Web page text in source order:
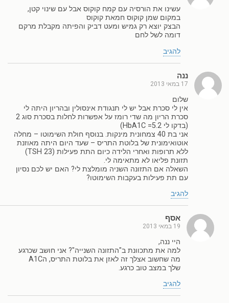
עשינו את הורסיה עם קמח קוקוס אבל עם שינוי קטן,
במקום שמן קוקוס חמאת קוקוס
הבצק יוצא רק גמיש ומעט דביק והפיתה מקבלת מרקם
דומה לשל לחם
להגיב
ננה
17 במאי 2013
שלום
אין לי סכרת אבל יש לי תנגודת אינסולין ובהריון היתה לי
סכרת הריון מה שדי רומז על אפשרות לחלות בסכרת סוג 2
(בדקו לי HbA1C =5.2)
אני בת 40 צמחונית מינקות. בנוסף חולת השימוטו – מחלה
אוטואימונית של בלוטת התריס – שעד היום היתה מאוזנת
ללא תרופות ואחרי הלידה כיום התת פעילות (TSH 23)
תזונת פליאו לא מתאימה לי.
השאלה אם התזונה השניה מומלצת לי? האם יש לכם נסיון
עם תת פעילות בעקבות השימוטו?
להגיב
אסף
19 במאי 2013
היי ננה,
למה את מתכוונת ב"התזונה השנייה"? אני חושב שכרגע
מה שחשוב אצלך זה לאזן את בלוטת התריס, הA1C
שלך במצב טוב כרגע.
להגיב